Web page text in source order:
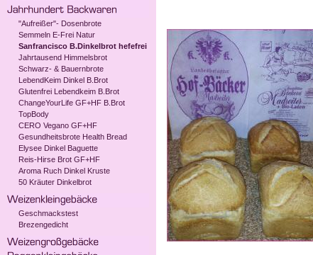
"Aufreißer"- Dosenbrote
Semmeln E-Frei Natur
Sanfrancisco B.Dinkelbrot hefefrei
Jahrtausend Himmelsbrot
Schwarz- & Bauernbrote
LebendKeim Dinkel B.Brot
Glutenfrei Lebendkeim B.Brot
ChangeYourLife GF+HF B.Brot
TopBody
CERO Vegano GF+HF
Gesundheitsbrote Health Bread
Elysee Dinkel Baguette
Reis-Hirse Brot GF+HF
Aroma Ruch Dinkel Kruste
50 Kräuter Dinkelbrot
Geschmackstest
Brezengedicht